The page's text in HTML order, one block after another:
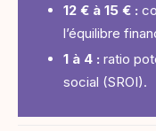
12 € à 15 € :
l’équilibre
1 à 4 : ratio
social (SROI).